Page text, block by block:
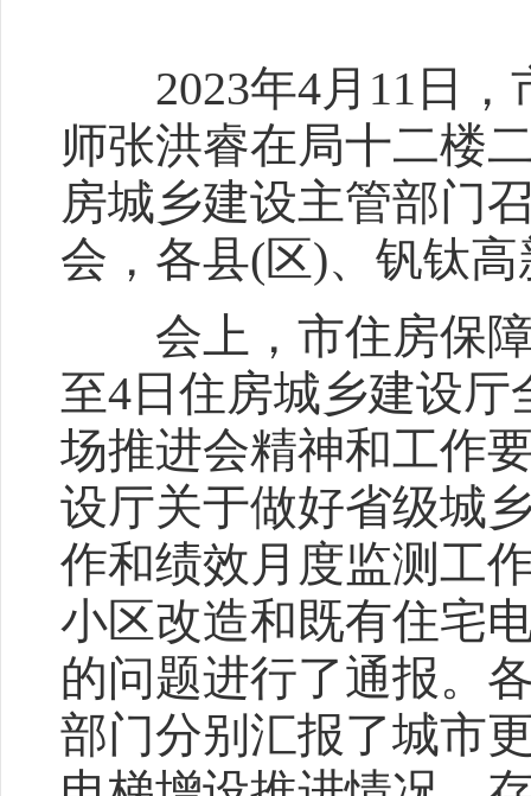
2023年4月11日，
师张洪睿在局十二楼
房城乡建设主管部门
会，各县(区)、钒钛
会上，市住房保障
至4日住房城乡建设
场推进会精神和工作
设厅关于做好省级城
作和绩效月度监测工
小区改造和既有住宅
的问题进行了通报。
部门分别汇报了城市